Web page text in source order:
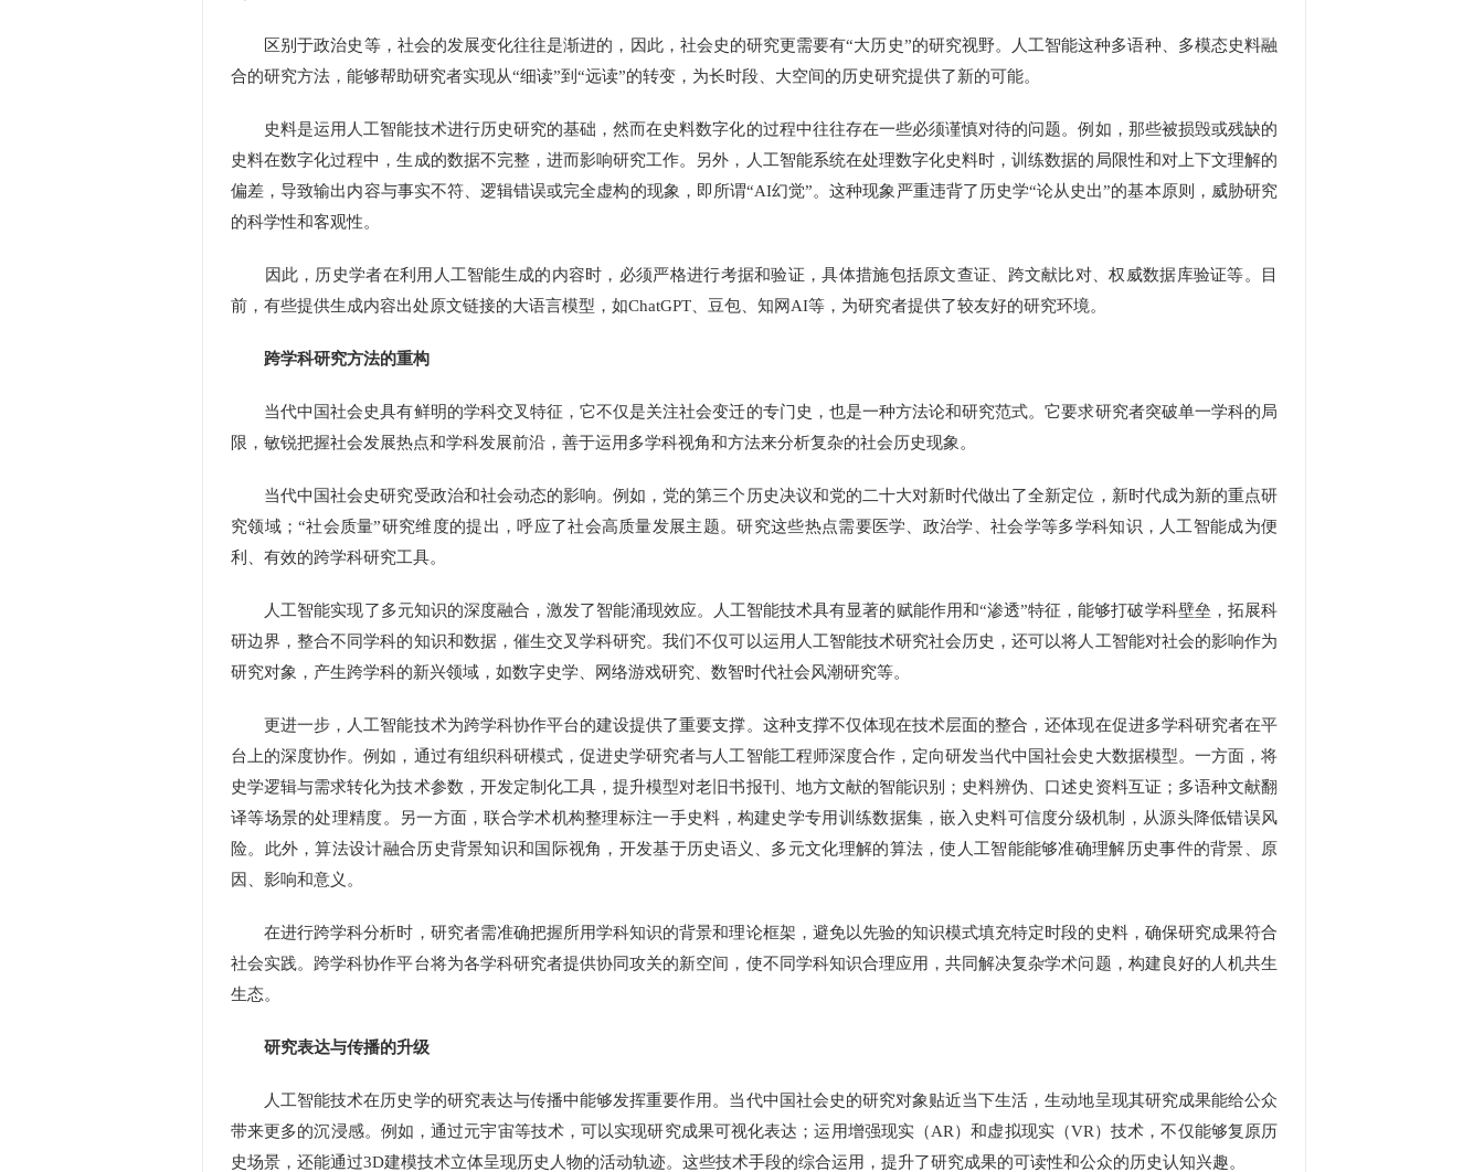
区别于政治史等，社会的发展变化往往是渐进的，因此，社会史的研究更需要有“大历史”的研究视野。人工智能这种多语种、多模态史料融
合的研究方法，能够帮助研究者实现从“细读”到“远读”的转变，为长时段、大空间的历史研究提供了新的可能。
史料是运用人工智能技术进行历史研究的基础，然而在史料数字化的过程中往往存在一些必须谨慎对待的问题。例如，那些被损毁或残缺的
史料在数字化过程中，生成的数据不完整，进而影响研究工作。另外，人工智能系统在处理数字化史料时，训练数据的局限性和对上下文理解的
偏差，导致输出内容与事实不符、逻辑错误或完全虚构的现象，即所谓“AI幻觉”。这种现象严重违背了历史学“论从史出”的基本原则，威胁研究
的科学性和客观性。
因此，历史学者在利用人工智能生成的内容时，必须严格进行考据和验证，具体措施包括原文查证、跨文献比对、权威数据库验证等。目
前，有些提供生成内容出处原文链接的大语言模型，如ChatGPT、豆包、知网AI等，为研究者提供了较友好的研究环境。
跨学科研究方法的重构
当代中国社会史具有鲜明的学科交叉特征，它不仅是关注社会变迁的专门史，也是一种方法论和研究范式。它要求研究者突破单一学科的局
限，敏锐把握社会发展热点和学科发展前沿，善于运用多学科视角和方法来分析复杂的社会历史现象。
当代中国社会史研究受政治和社会动态的影响。例如，党的第三个历史决议和党的二十大对新时代做出了全新定位，新时代成为新的重点研
究领域；“社会质量”研究维度的提出，呼应了社会高质量发展主题。研究这些热点需要医学、政治学、社会学等多学科知识，人工智能成为便
利、有效的跨学科研究工具。
人工智能实现了多元知识的深度融合，激发了智能涌现效应。人工智能技术具有显著的赋能作用和“渗透”特征，能够打破学科壁垒，拓展科
研边界，整合不同学科的知识和数据，催生交叉学科研究。我们不仅可以运用人工智能技术研究社会历史，还可以将人工智能对社会的影响作为
研究对象，产生跨学科的新兴领域，如数字史学、网络游戏研究、数智时代社会风潮研究等。
更进一步，人工智能技术为跨学科协作平台的建设提供了重要支撑。这种支撑不仅体现在技术层面的整合，还体现在促进多学科研究者在平
台上的深度协作。例如，通过有组织科研模式，促进史学研究者与人工智能工程师深度合作，定向研发当代中国社会史大数据模型。一方面，将
史学逻辑与需求转化为技术参数，开发定制化工具，提升模型对老旧书报刊、地方文献的智能识别；史料辨伪、口述史资料互证；多语种文献翻
译等场景的处理精度。另一方面，联合学术机构整理标注一手史料，构建史学专用训练数据集，嵌入史料可信度分级机制，从源头降低错误风
险。此外，算法设计融合历史背景知识和国际视角，开发基于历史语义、多元文化理解的算法，使人工智能能够准确理解历史事件的背景、原
因、影响和意义。
在进行跨学科分析时，研究者需准确把握所用学科知识的背景和理论框架，避免以先验的知识模式填充特定时段的史料，确保研究成果符合
社会实践。跨学科协作平台将为各学科研究者提供协同攻关的新空间，使不同学科知识合理应用，共同解决复杂学术问题，构建良好的人机共生
生态。
研究表达与传播的升级
人工智能技术在历史学的研究表达与传播中能够发挥重要作用。当代中国社会史的研究对象贴近当下生活，生动地呈现其研究成果能给公众
带来更多的沉浸感。例如，通过元宇宙等技术，可以实现研究成果可视化表达；运用增强现实（AR）和虚拟现实（VR）技术，不仅能够复原历
史场景，还能通过3D建模技术立体呈现历史人物的活动轨迹。这些技术手段的综合运用，提升了研究成果的可读性和公众的历史认知兴趣。